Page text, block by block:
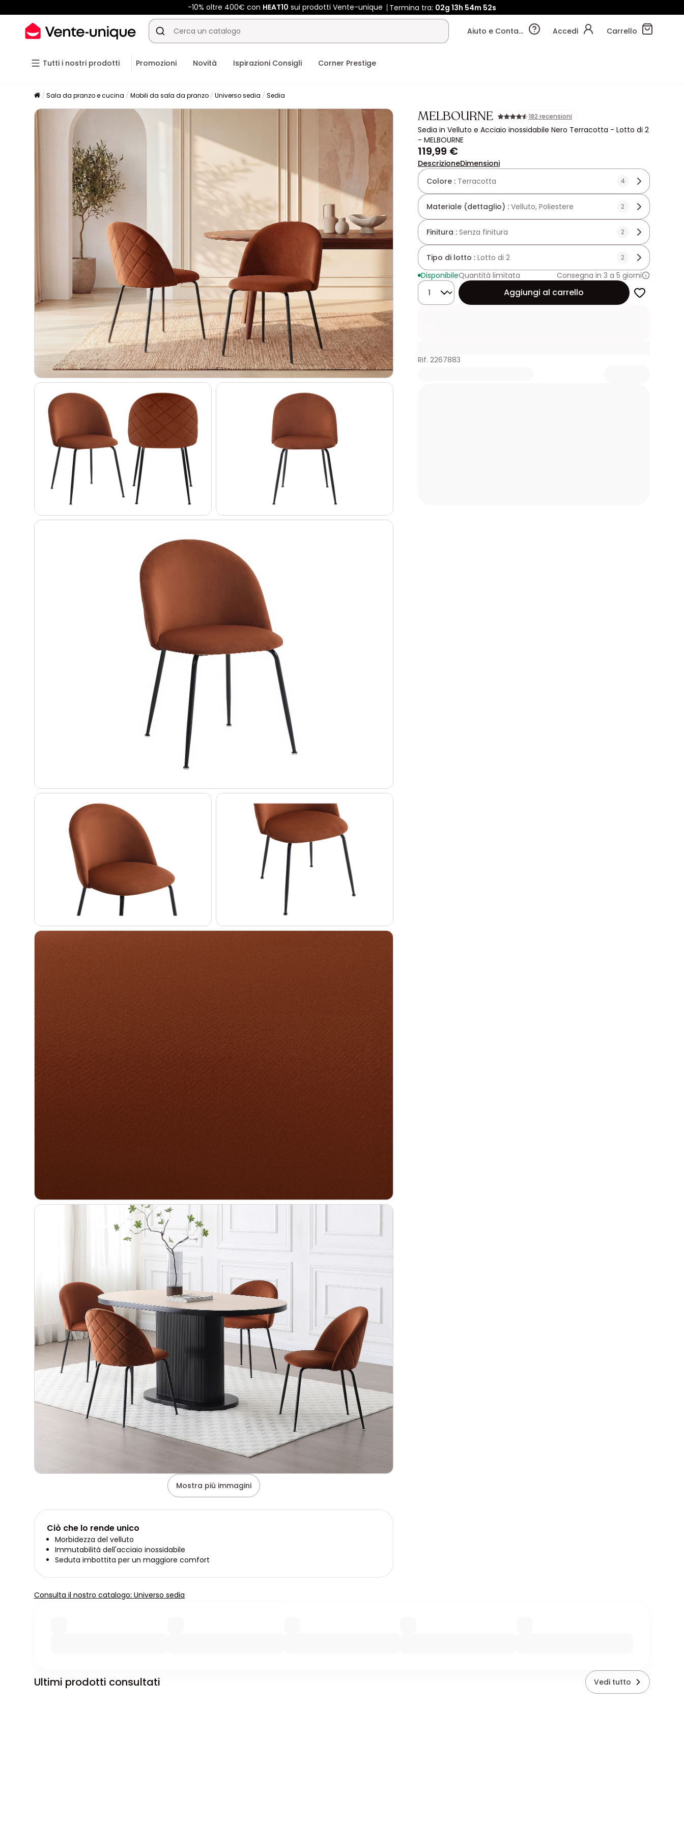
-10% oltre 400€ con HEAT10 sui prodotti Vente-unique Termina tra: 02g 13h 54m 50s
Aiuto e Contatti Accedi Carrello
Tutti i nostri prodotti Promozioni Novità Ispirazioni Consigli Corner Prestige
Sala da pranzo e cucina Mobili da sala da pranzo Universo sedia Sedia
Mostra più immagini
MELBOURNE 182 recensioni
Sedia in Velluto e Acciaio inossidabile Nero Terracotta - Lotto di 2
- MELBOURNE
119,99 €
DescrizioneDimensioni
Colore : Terracotta 4
Materiale (dettaglio) : Velluto, Poliestere 2
Finitura : Senza finitura 2
Tipo di lotto : Lotto di 2 2
DisponibileQuantità limitata
Consegna in 3 a 5 giorni
Quantità
Aggiungi al carrello
Rif. 2267883
Ciò che lo rende unico
Morbidezza del velluto
Immutabilità dell'acciaio inossidabile
Seduta imbottita per un maggiore comfort
Consulta il nostro catalogo: Universo sedia
Ultimi prodotti consultati Vedi tutto